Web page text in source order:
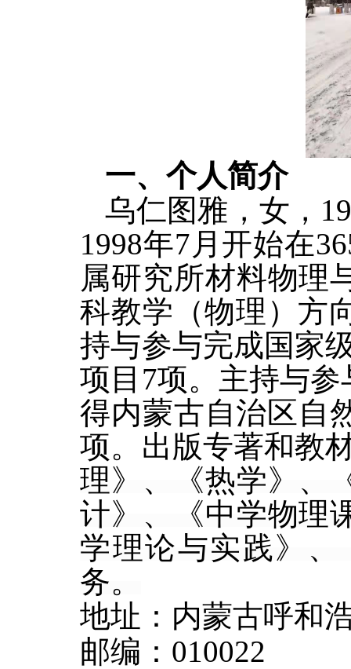
一、个人简介
乌仁图雅，女，
1998年7月 开始在
属研究所材料物理
科教学（物理）方
持与参与完成国家
项目 7项。 主持与
得内蒙古自治区自
项。 出版专著和教
理》、《热学》、
计》、《中学物理
学理论与实践》
、
务。
地址： 内蒙古呼和
邮编： 010022